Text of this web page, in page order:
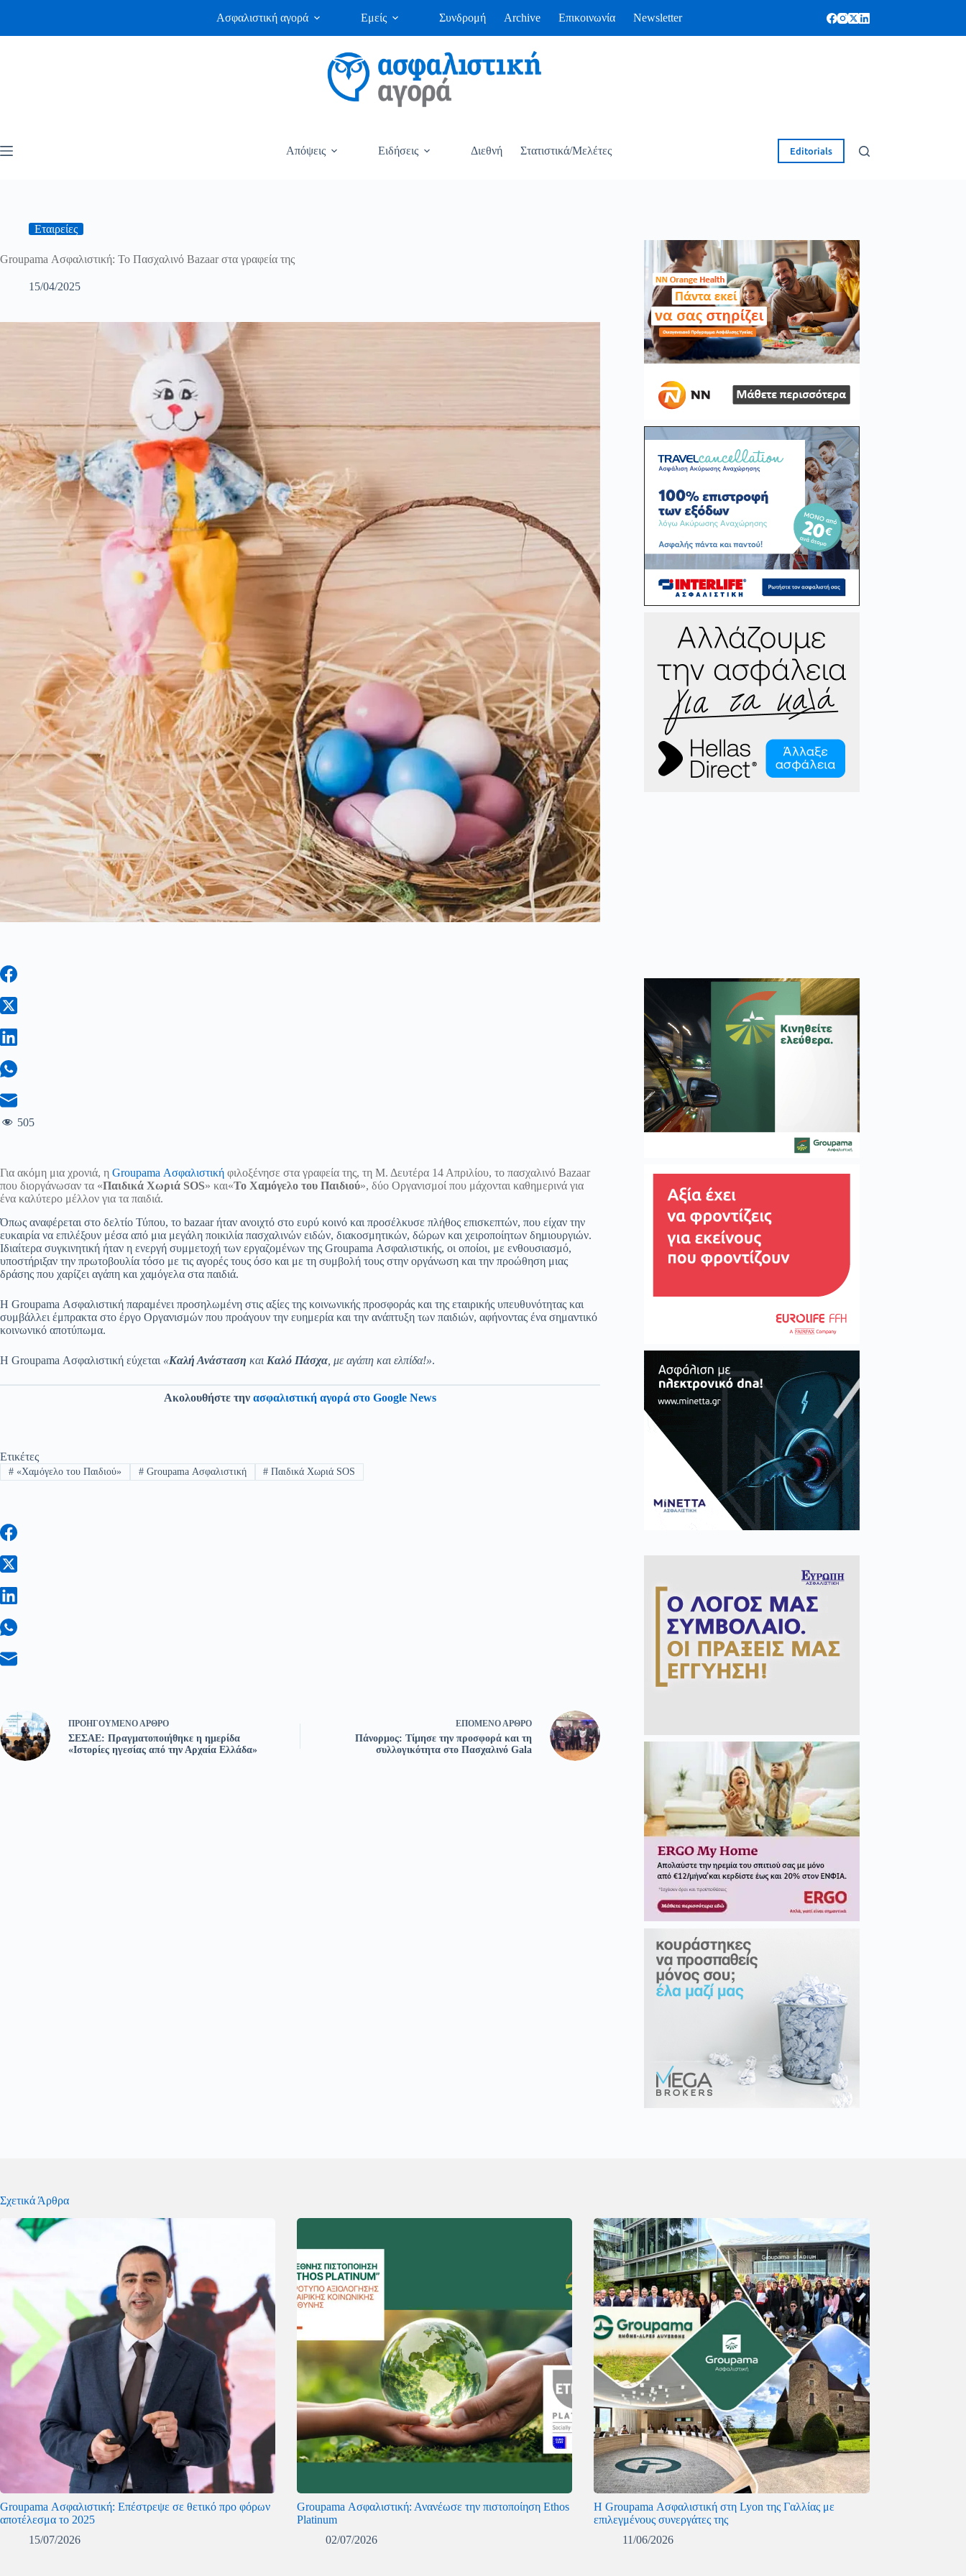
Ασφαλιστική αγορά Εμείς Συνδρομή Archive Επικοινωνία Newsletter
Απόψεις Ειδήσεις Διεθνή Στατιστικά/Μελέτες Editorials
Εταιρείες
Groupama Ασφαλιστική: Το Πασχαλινό Bazaar στα γραφεία της
15/04/2025
505
Για ακόμη μια χρονιά, η Groupama Ασφαλιστική φιλοξένησε στα γραφεία της, τη Μ. Δευτέρα 14 Απριλίου, το πασχαλινό Bazaar
που διοργάνωσαν τα «Παιδικά Χωριά SOS» και«Το Χαμόγελο του Παιδιού», δύο Οργανισμοί που μάχονται καθημερινά για
ένα καλύτερο μέλλον για τα παιδιά.
Όπως αναφέρεται στο δελτίο Τύπου, το bazaar ήταν ανοιχτό στο ευρύ κοινό και προσέλκυσε πλήθος επισκεπτών, που είχαν την
ευκαιρία να επιλέξουν μέσα από μια μεγάλη ποικιλία πασχαλινών ειδών, διακοσμητικών, δώρων και χειροποίητων δημιουργιών.
Ιδιαίτερα συγκινητική ήταν η ενεργή συμμετοχή των εργαζομένων της Groupama Ασφαλιστικής, οι οποίοι, με ενθουσιασμό,
υποστήριξαν την πρωτοβουλία τόσο με τις αγορές τους όσο και με τη συμβολή τους στην οργάνωση και την προώθηση μιας
δράσης που χαρίζει αγάπη και χαμόγελα στα παιδιά.
Η Groupama Ασφαλιστική παραμένει προσηλωμένη στις αξίες της κοινωνικής προσφοράς και της εταιρικής υπευθυνότητας και
συμβάλλει έμπρακτα στο έργο Οργανισμών που προάγουν την ευημερία και την ανάπτυξη των παιδιών, αφήνοντας ένα σημαντικό
κοινωνικό αποτύπωμα.
Η Groupama Ασφαλιστική εύχεται «Καλή Ανάσταση και Καλό Πάσχα , με αγάπη και ελπίδα!».
Ακολουθήστε την ασφαλιστική αγορά στο Google News
Ετικέτες
#«Χαμόγελο του Παιδιού» #Groupama Ασφαλιστική # Παιδικά Χωριά SOS
ΠΡΟΗΓΟΎΜΕΝΟ ΆΡΘΡΟ
ΣΕΣΑΕ: Πραγματοποιήθηκε η ημερίδα
«Ιστορίες ηγεσίας από την Αρχαία Ελλάδα»
ΕΠΌΜΕΝΟ ΆΡΘΡΟ
Πάνορμος: Τίμησε την προσφορά και τη
συλλογικότητα στο Πασχαλινό Gala
Σχετικά Άρθρα
Groupama Ασφαλιστική: Επέστρεψε σε θετικό προ φόρων
αποτέλεσμα το 2025
15/07/2026
Groupama Ασφαλιστική: Ανανέωσε την πιστοποίηση Ethos
Platinum
02/07/2026
Η Groupama Ασφαλιστική στη Lyon της Γαλλίας με
επιλεγμένους συνεργάτες της
11/06/2026